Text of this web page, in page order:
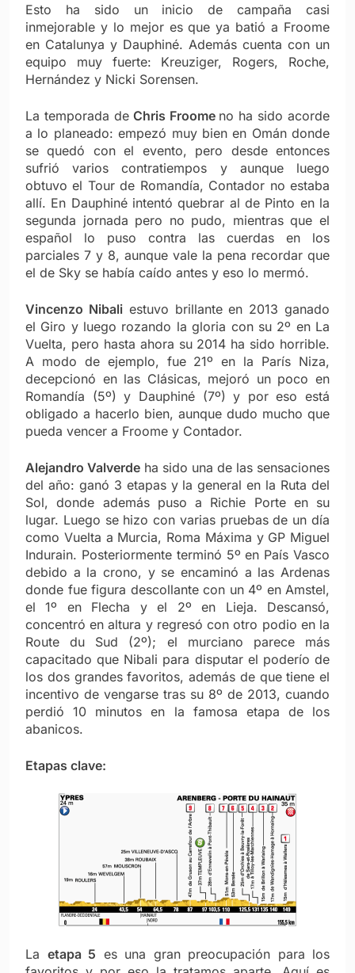
Esto ha sido un inicio de campaña casi
inmejorable y lo mejor es que ya batió a Froome
en Catalunya y Dauphiné. Además cuenta con un
equipo muy fuerte: Kreuziger, Rogers, Roche,
Hernández y Nicki Sorensen.
La temporada deChris Froome no ha sido acorde
a lo planeado: empezó muy bien en Omán donde
se quedó con el evento, pero desde entonces
sufrió varios contratiempos y aunque luego
obtuvo el Tour de Romandía, Contador no estaba
allí. En Dauphiné intentó quebrar al de Pinto en la
segunda jornada pero no pudo, mientras que el
español lo puso contra las cuerdas en los
parciales 7 y 8, aunque vale la pena recordar que
el de Sky se había caído antes y eso lo mermó.
Vincenzo Nibaliestuvo brillante en 2013 ganado
el Giro y luego rozando la gloria con su 2º en La
Vuelta, pero hasta ahora su 2014 ha sido horrible.
A modo de ejemplo, fue 21º en la París Niza,
decepcionó en las Clásicas, mejoró un poco en
Romandía (5º) y Dauphiné (7º) y por eso está
obligado a hacerlo bien, aunque dudo mucho que
pueda vencer a Froome y Contador.
Alejandro Valverde ha sido una de las sensaciones
del año: ganó 3 etapas y la general en la Ruta del
Sol, donde además puso a Richie Porte en su
lugar. Luego se hizo con varias pruebas de un día
como Vuelta a Murcia, Roma Máxima y GP Miguel
Indurain. Posteriormente terminó 5º en País Vasco
debido a la crono, y se encaminó a las Ardenas
donde fue figura descollante con un 4º en Amstel,
el 1º en Flecha y el 2º en Lieja. Descansó,
concentró en altura y regresó con otro podio en la
Route du Sud (2º); el murciano parece más
capacitado que Nibali para disputar el poderío de
los dos grandes favoritos, además de que tiene el
incentivo de vengarse tras su 8º de 2013, cuando
perdió 10 minutos en la famosa etapa de los
abanicos.
Etapas clave:
La etapa 5 es una gran preocupación para los